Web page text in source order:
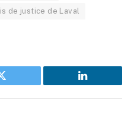
de justice de Laval
Twitter LinkedIn